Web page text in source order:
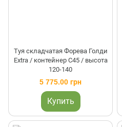
Туя складчатая Форева Голди
Extra / контейнер C45 / высота
120-140
5 775.00 грн
Купить